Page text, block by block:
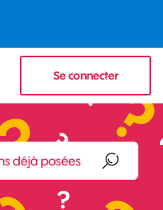
Se connecter